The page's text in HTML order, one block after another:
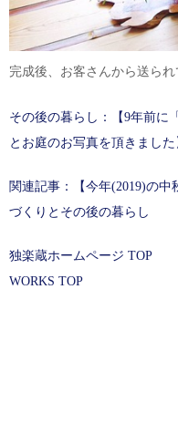
完成後、お客さんから送ら
その後の暮らし：【9年前に
とお庭のお写真を頂きました
関連記事：【今年(2019)の中
づくりとその後の暮らし
独楽蔵ホームページ TOP
WORKS TOP